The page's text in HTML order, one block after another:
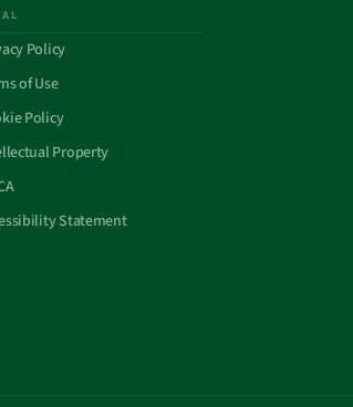
Policy
of Use
Policy
Property
Statement